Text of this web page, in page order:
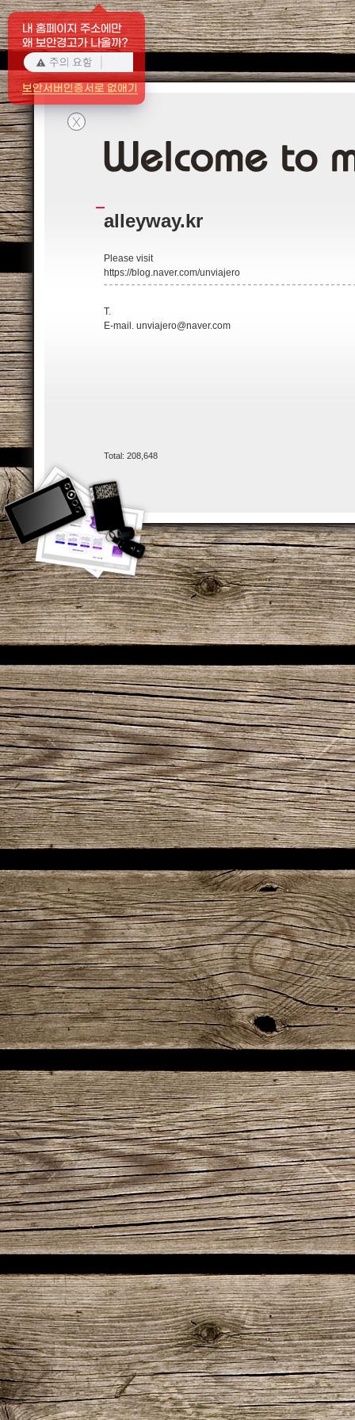
내 홈페이지 주소에만
왜 보안경고가 나올까?
보안서버인증서로 없애기
X
alleyway.kr
Please visit
https://blog.naver.com/unviajero
T.
E-mail. unviajero@naver.com
Total: 208,648